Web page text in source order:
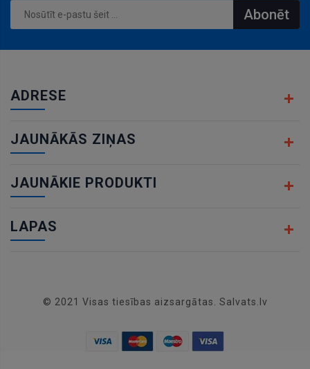
Abonēt
ADRESE
JAUNĀKĀS ZIŅAS
JAUNĀKIE PRODUKTI
LAPAS
© 2021 Visas tiesības aizsargātas. Salvats.lv